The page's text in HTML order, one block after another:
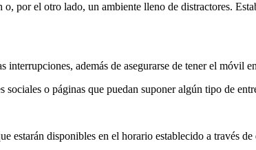
por el otro lado, un ambiente lleno de distractores.
interrupciones, además de asegurarse de tener el móvil
o páginas que puedan suponer algún tipo de
estarán disponibles en el horario establecido a través de